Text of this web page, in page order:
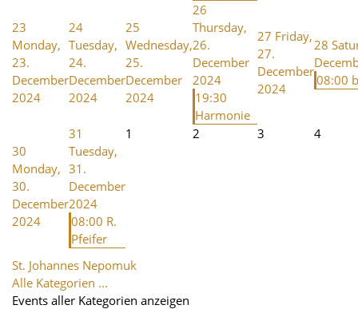
23
Monday,
23.
December
2024
24
Tuesday,
24.
December
2024
25
Wednesday,
25.
December
2024
26
Thursday,
26.
December
2024
19:30
Harmonie
27 Friday,
27.
December
2024
28
08:00
30
Monday,
30.
December
2024
31
Tuesday,
31.
December
2024
08:00 R.
Pfeifer
1 2 3 4
St. Johannes Nepomuk
Alle Kategorien ...
Events aller Kategorien anzeigen